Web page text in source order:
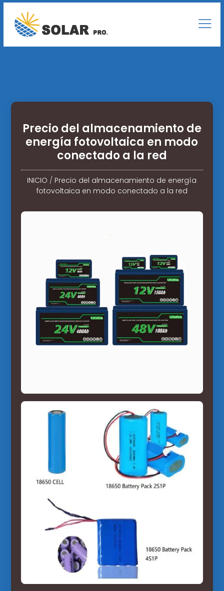
Precio del almacenamiento de
energía fotovoltaica en modo
conectado a la red
INICIO / Precio del almacenamiento de energía
fotovoltaica en modo conectado a la red